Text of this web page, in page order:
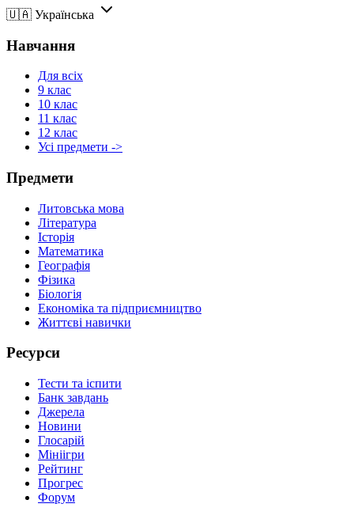
🇺🇦 Українська
Навчання
Для всіх
9 клас
10 клас
11 клас
12 клас
Усі предмети ->
Предмети
Литовська мова
Література
Історія
Математика
Географія
Фізика
Біологія
Економіка та підприємництво
Життєві навички
Ресурси
Тести та іспити
Банк завдань
Джерела
Новини
Глосарій
Мініігри
Рейтинг
Прогрес
Форум